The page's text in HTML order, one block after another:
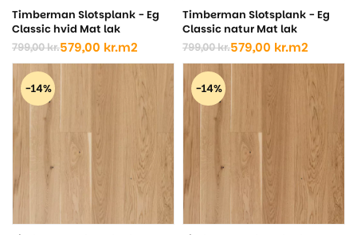
Timberman Slotsplank - Eg
Classic hvid Mat lak
799,00kr.
Den
oprindelige
pris
var:
799,00 kr..
579,00 kr.
Den
aktuelle
pris
er:
579,00 kr..
m2
Timberman Slotsplank - Eg
Classic natur Mat lak
799,00kr.
Den
oprindelige
pris
var:
799,00 kr..
579,00 kr.
Den
aktuelle
pris
er:
579,00 kr..
m2
-14% -14%